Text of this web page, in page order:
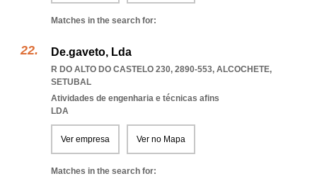
Matches in the search for:
De.gaveto, Lda
R DO ALTO DO CASTELO 230, 2890-553, ALCOCHETE,
SETUBAL
Atividades de engenharia e técnicas afins
LDA
Ver empresa Ver no Mapa
Matches in the search for: